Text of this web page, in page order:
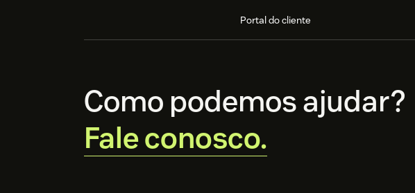
Portal do cliente
Como podemos ajudar?
Fale conosco.